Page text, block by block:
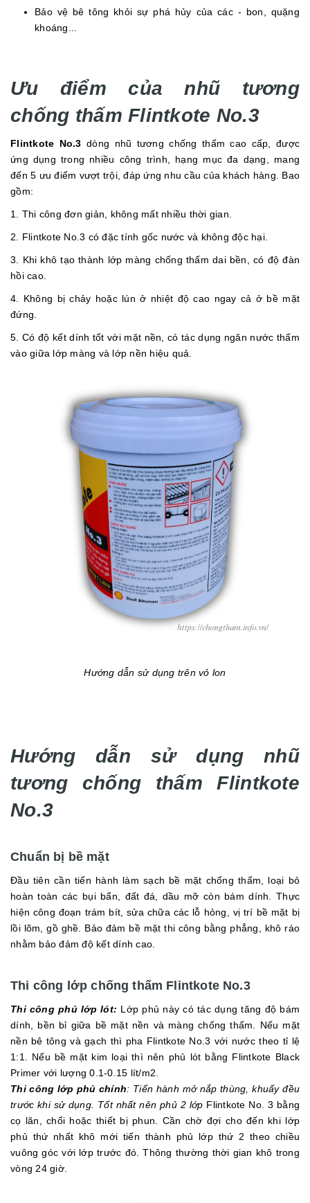
Bảo vệ bê tông khỏi sự phá hủy của các - bon, quặng
khoáng...
Ưu điểm của nhũ tương
chống thấm Flintkote No.3
Flintkote No.3 dòng nhũ tương chống thấm cao cấp, được
ứng dụng trong nhiều công trình, hạng mục đa dạng, mang
đến 5 ưu điểm vượt trội, đáp ứng nhu cầu của khách hàng. Bao
gồm:
1. Thi công đơn giản, không mất nhiều thời gian.
2. Flintkote No.3 có đặc tính gốc nước và không độc hại.
3. Khi khô tạo thành lớp màng chống thấm dai bền, có độ đàn
hồi cao.
4. Không bị chảy hoặc lún ở nhiệt độ cao ngay cả ở bề mặt
đứng.
5. Có độ kết dính tốt với mặt nền, có tác dụng ngăn nước thấm
vào giữa lớp màng và lớp nền hiệu quả.
Hướng dẫn sử dụng trên vỏ lon
Hướng dẫn sử dụng nhũ
tương chống thấm Flintkote
No.3
Chuẩn bị bề mặt
Đầu tiên cần tiến hành làm sạch bề mặt chống thấm, loại bỏ
hoàn toàn các bụi bẩn, đất đá, dầu mỡ còn bám dính. Thực
hiện công đoạn trám bít, sửa chữa các lỗ hỏng, vị trí bề mặt bị
lồi lõm, gồ ghề. Bảo đảm bề mặt thi công bằng phẳng, khô ráo
nhằm bảo đảm độ kết dính cao.
Thi công lớp chống thấm Flintkote No.3
Thi công phủ lớp lót: Lớp phủ này có tác dụng tăng độ bám
dính, bền bỉ giữa bề mặt nền và màng chống thấm. Nếu mặt
nền bê tông và gạch thì pha Flintkote No.3 với nước theo tỉ lệ
1:1. Nếu bề mặt kim loại thì nên phủ lót bằng Flintkote Black
Primer với lượng 0.1-0.15 lít/m2.
Thi công lớp phủ chính: Tiến hành mở nắp thùng, khuấy đều
trước khi sử dụng. Tốt nhất nên phủ 2 lớp Flintkote No. 3 bằng
cọ lăn, chổi hoặc thiết bị phun. Cần chờ đợi cho đến khi lớp
phủ thứ nhất khô mới tiến thành phủ lớp thứ 2 theo chiều
vuông góc với lớp trước đó. Thông thường thời gian khô trong
vòng 24 giờ.